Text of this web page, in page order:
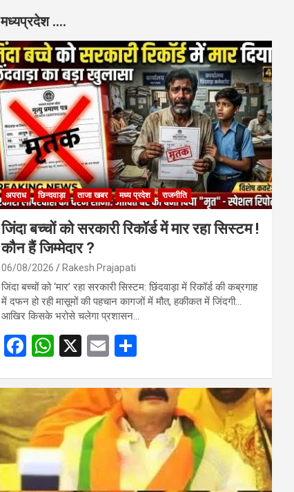
मध्यप्रदेश ….
अपराध छिन्दवाड़ा ताजा खबर मध्य प्रदेश राजनीति
जिंदा बच्चों को सरकारी रिकॉर्ड में मार रहा सिस्टम !
कौन हैं जिम्मेदार ?
06/08/2026 Rakesh Prajapati
जिंदा बच्चों को ‘मार’ रहा सरकारी सिस्टम: छिंदवाड़ा में रिकॉर्ड की कब्रगाह
में दफन हो रही मासूमों की पहचान कागजों में मौत, हकीकत में जिंदगी…
आखिर किसके भरोसे चलेगा प्रशासन…
F
ce
b
o
o
k
W
at
s
A
p
p
X
E
ail ar
e